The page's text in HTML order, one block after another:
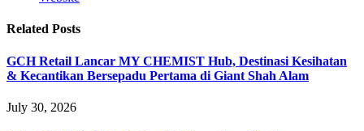
Related Posts
GCH Retail Lancar MY CHEMIST Hub, Destinasi Kesihatan
& Kecantikan Bersepadu Pertama di Giant Shah Alam
July 30, 2026